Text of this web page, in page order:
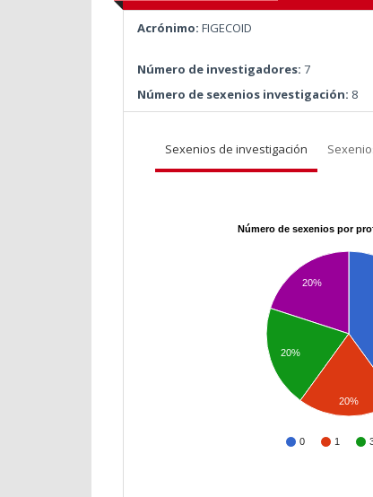
Acrónimo: FIGECOID
Número de investigadores: 7
Número de sexenios investigación: 8
Sexenios de investigación
Número de sexenios por
0 1
20%
20%
20%